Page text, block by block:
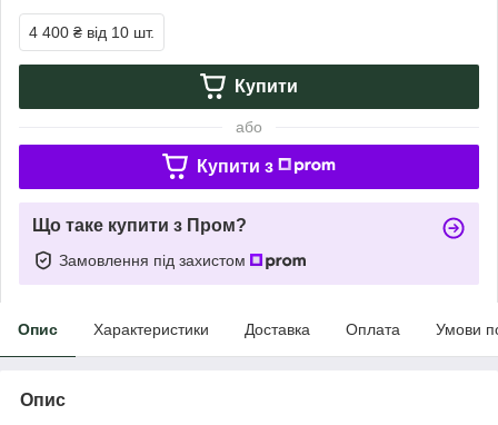
4 400 ₴ від 10 шт.
Купити
або
Купити з
Що таке купити з Пром?
Замовлення під захистом
Опис Характеристики Доставка Оплата Умови
Опис